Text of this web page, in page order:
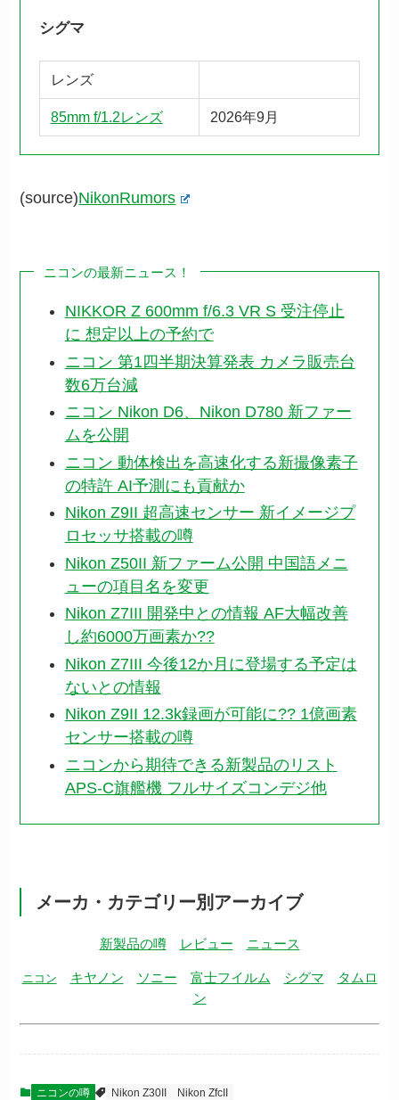
シグマ
レンズ
85mm f/1.2レンズ 2026年9月
(source)NikonRumors
ニコンの最新ニュース！
NIKKOR Z 600mm f/6.3 VR S 受注停止
に 想定以上の予約で
ニコン 第1四半期決算発表 カメラ販売台
数6万台減
ニコン Nikon D6、Nikon D780 新ファー
ムを公開
ニコン 動体検出を高速化する新撮像素子
の特許 AI予測にも貢献か
Nikon Z9II 超高速センサー 新イメージプ
ロセッサ搭載の噂
Nikon Z50II 新ファーム公開 中国語メニ
ューの項目名を変更
Nikon Z7III 開発中との情報 AF大幅改善
し約6000万画素か??
Nikon Z7III 今後12か月に登場する予定は
ないとの情報
Nikon Z9II 12.3k録画が可能に?? 1億画素
センサー搭載の噂
ニコンから期待できる新製品のリスト
APS-C旗艦機 フルサイズコンデジ他
メーカ・カテゴリー別アーカイブ
新製品の噂 レビュー ニュース
ニコン キヤノン ソニー 富士フイルム シグマ
タムロ
ン
ニコンの噂 Nikon Z30II Nikon ZfcII